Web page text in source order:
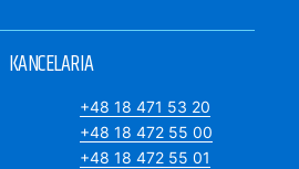
KANCELARIA
+48 18 471 53 20
+48 18 472 55 00
+48 18 472 55 01